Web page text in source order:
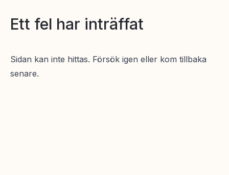
Ett fel har inträffat
Sidan kan inte hittas. Försök igen eller kom tillbaka
senare.